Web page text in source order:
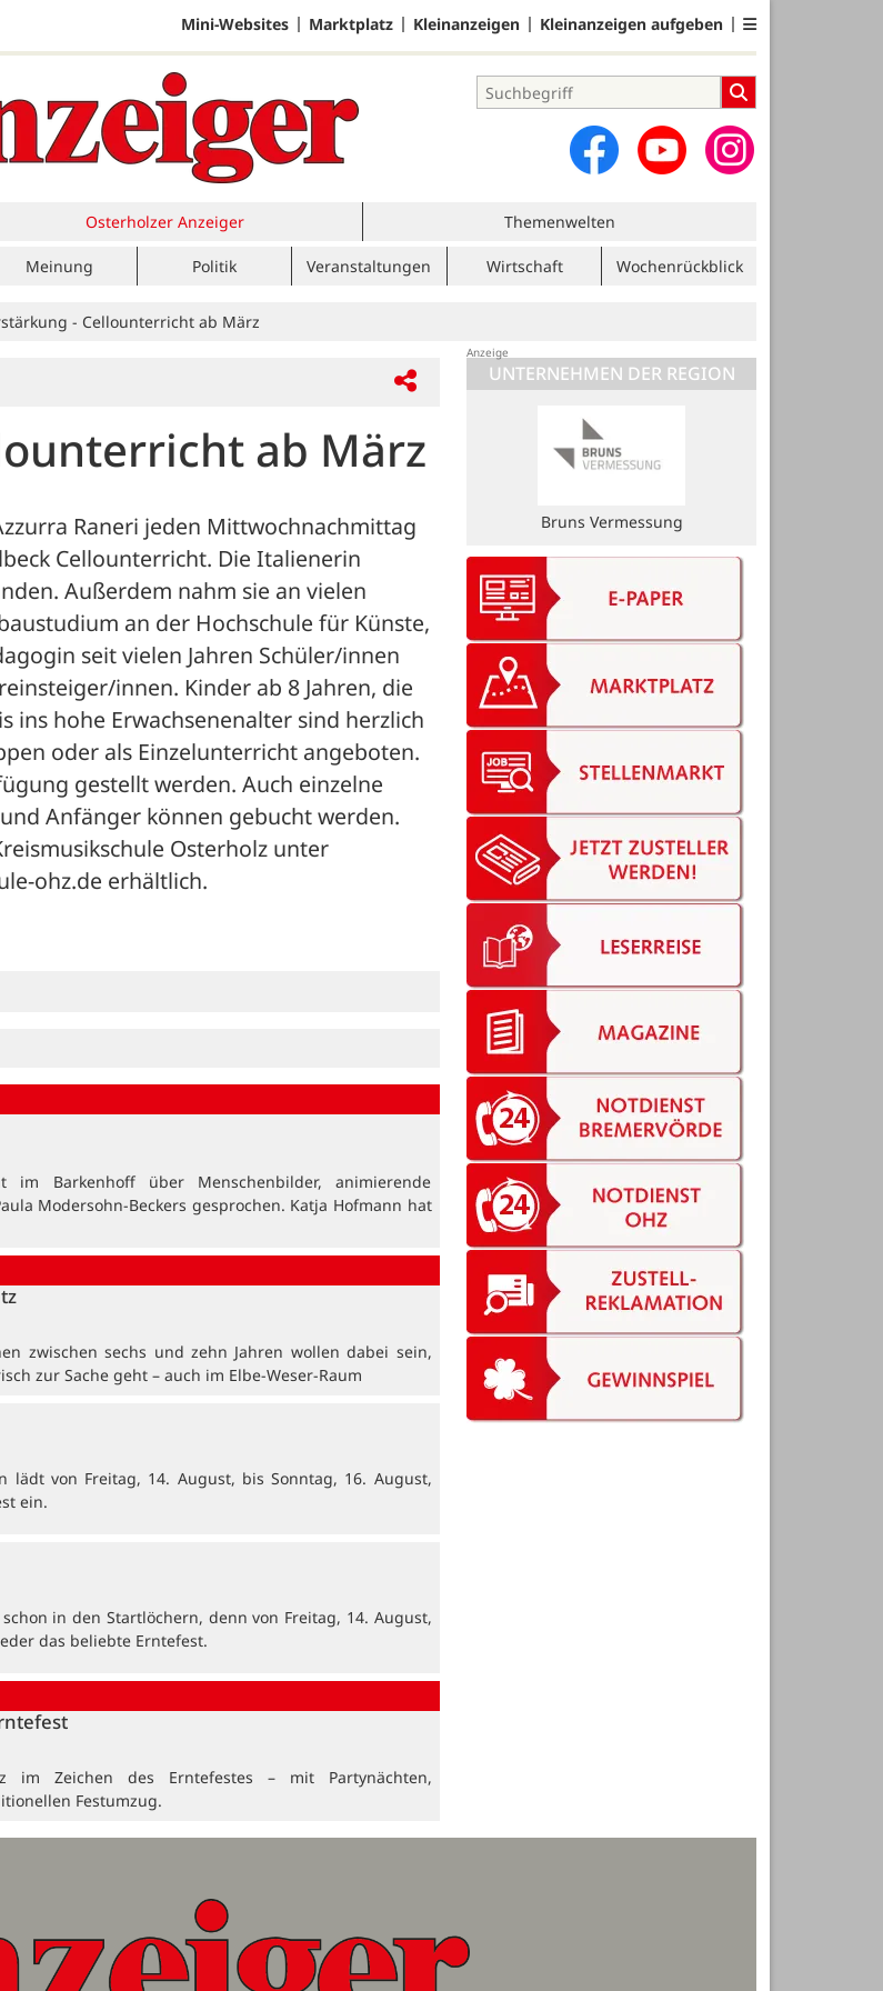
Mini-Websites Marktplatz Kleinanzeigen Kleinanzeigen aufgeben
Osterholzer Anzeiger Themenwelten
Meinung Politik Veranstaltungen Wirtschaft Wochenrückblick
- Cellounterricht ab März
ab März
Raneri jeden Mittwochnachmittag
Cellounterricht. Die Italienerin
Außerdem nahm sie an vielen
an der Hochschule für Künste,
seit vielen Jahren Schüler/innen
innen. Kinder ab 8 Jahren, die
hohe Erwachsenenalter sind herzlich
oder als Einzelunterricht angeboten.
gestellt werden. Auch einzelne
Anfänger können gebucht werden.
Osterholz unter
ohz.de erhältlich.
Barkenhoff über Menschenbilder, animierende
Modersohn-Beckers gesprochen. Katja Hofmann hat
zwischen sechs und zehn Jahren wollen dabei sein,
zur Sache geht – auch im Elbe-Weser-Raum
lädt von Freitag, 14. August, bis Sonntag, 16. August,
ein.
in den Startlöchern, denn von Freitag, 14. August,
das beliebte Erntefest.
im Zeichen des Erntefestes – mit Partynächten,
Festumzug.
UNTERNEHMEN DER REGION
Bruns Vermessung